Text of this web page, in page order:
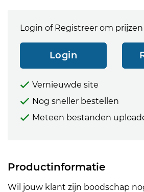
Productinformatie
Wil jouw klant zijn boodschap
Login of Registreer om
Login
Vernieuwde site
Nog sneller bestellen
Meteen bestanden